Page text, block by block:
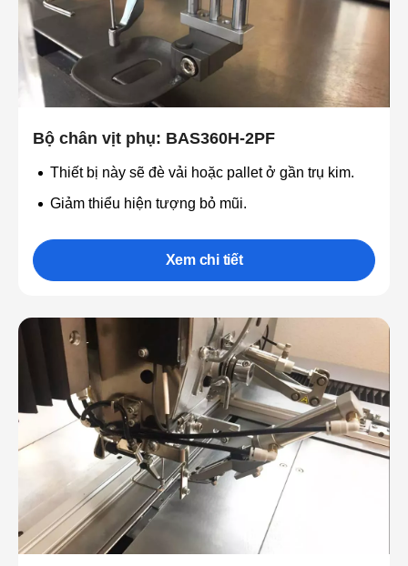
Bộ chân vịt phụ: BAS360H-2PF
Thiết bị này sẽ đè vải hoặc pallet ở gần trụ kim.
Giảm thiểu hiện tượng bỏ mũi.
Xem chi tiết